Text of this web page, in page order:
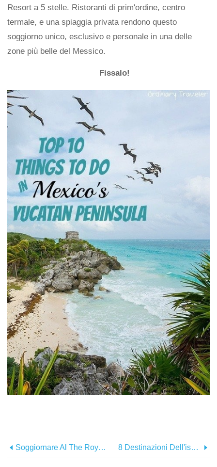
Resort a 5 stelle. Ristoranti di prim'ordine, centro
termale, e una spiaggia privata rendono questo
soggiorno unico, esclusivo e personale in una delle
zone più belle del Messico.
Fissalo!
Soggiornare Al The Royal Suites Yucatán By Palladium 8 Destinazioni Dell'isola Incredibilmente Sicure Per Chi Viaggia Da Solo